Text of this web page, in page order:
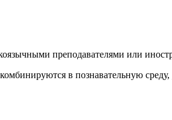
преподавателями или
в познавательную среду,